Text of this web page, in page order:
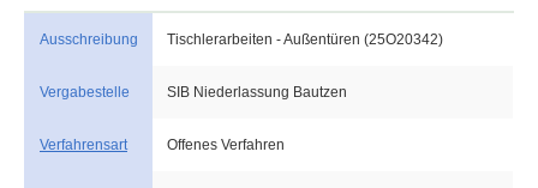
Ausschreibung Tischlerarbeiten - Außentüren (25O20342)
Vergabestelle SIB Niederlassung Bautzen
Verfahrensart Offenes Verfahren